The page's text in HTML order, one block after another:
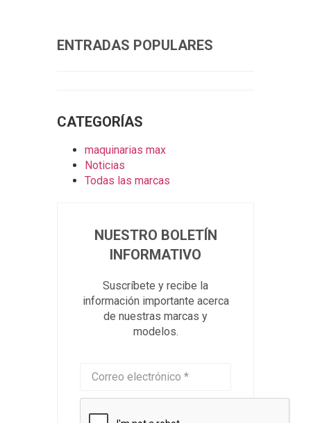
ENTRADAS POPULARES
CATEGORÍAS
maquinarias max
Noticias
Todas las marcas
NUESTRO BOLETÍN
INFORMATIVO
Suscríbete y recibe la
información importante acerca
de nuestras marcas y
modelos.